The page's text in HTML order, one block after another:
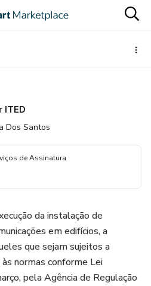
ITED
Dos Santos
de Assinatura
da instalação de
em edifícios, a
que sejam sujeitos a
normas conforme Lei
pela Agência de Regulação